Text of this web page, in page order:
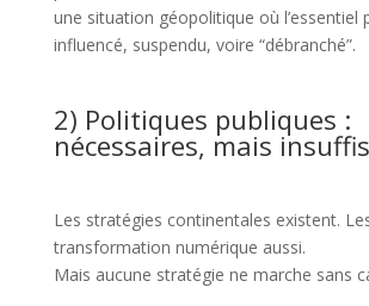
une situation géopolitique où l’essentiel
influencé, suspendu, voire “débranché”.
2) Politiques publiques :
nécessaires, mais
Les stratégies continentales existent.
transformation numérique aussi.
Mais aucune stratégie ne marche sans